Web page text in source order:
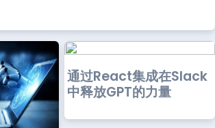
通过React集成在Slack
中释放GPT的力量